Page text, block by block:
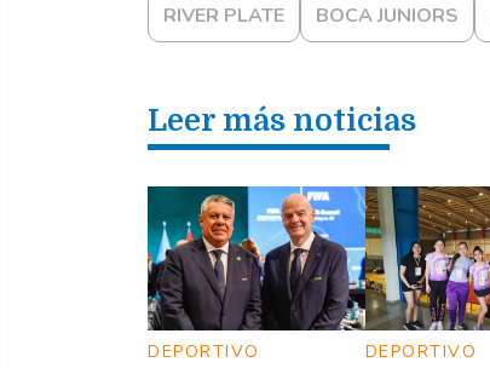
RIVER PLATE BOCA JUNIORS
Leer más noticias
DEPORTIVO DEPORTIVO